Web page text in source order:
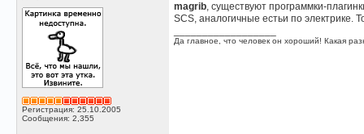
Регистрация: 25.10.2005
Сообщения: 2,355
magrib, существуют программки-
SCS, аналогичные естьи по электрике.
Да главное, что человек он хороший! Какая